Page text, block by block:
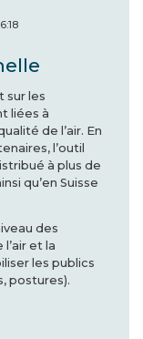
sur les
liées à
de l’air. En
l’outil
à plus de
qu’en Suisse
des
et la
les publics
postures).